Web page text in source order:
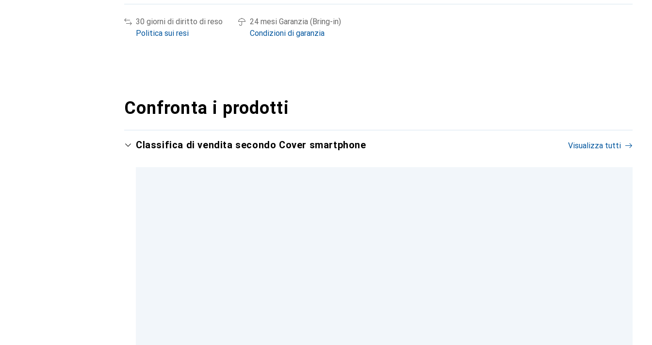
30 giorni di diritto di reso
Politica sui resi
24 mesi Garanzia (Bring-in)
Condizioni di garanzia
Confronta i prodotti
Classifica di vendita secondo Cover smartphone Visualizza tutti